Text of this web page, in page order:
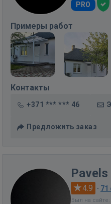
PRO
Примеры работ
Контакты
+371 *** *** 46
Предложить заказ
Pavels
4.9 · 71
Был на сайте: